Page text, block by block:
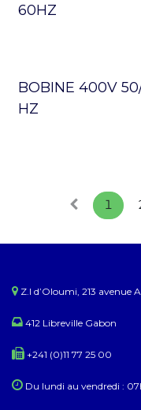
60HZ
BOBINE 400V
HZ
1
Z.I d’Oloumi, 213 avenue
412 Libreville Gabon
+241 (0)11 77 25 00
Du lundi au ​​vendredi :